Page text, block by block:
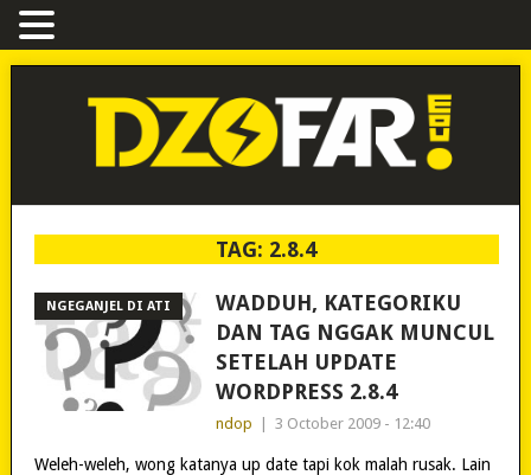
TAG: 2.8.4
NGEGANJEL DI ATI
WADDUH, KATEGORIKU
DAN TAG NGGAK MUNCUL
SETELAH UPDATE
WORDPRESS 2.8.4
ndop 3 October 2009 - 12:40
Weleh-weleh, wong katanya up date tapi kok malah rusak. Lain